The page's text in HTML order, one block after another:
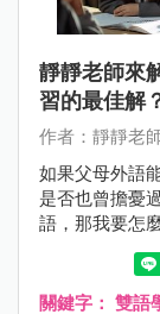
靜靜老師來
習的最佳解
作者：靜靜老
如果父母外語
是否也曾擔憂
語，那我要怎
講擠出幾個我
許的話）？還
英語能力？
關鍵字： 雙語